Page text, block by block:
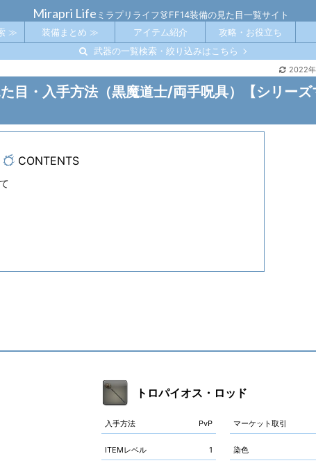
Mirapri Life ミラプリライフ👗FF14装備の見た目一覧サイト
武器の一覧検索・絞り込みはこちら
≫ 装備まとめ ≫ アイテム紹介 攻略・お役立ち
2022
目・入手方法（黒魔道士/両手呪具）【シリーズ
CONTENTS
トロパイオス・ロッド
入手方法 PvP マーケット取引
ITEMレベル 1 染色